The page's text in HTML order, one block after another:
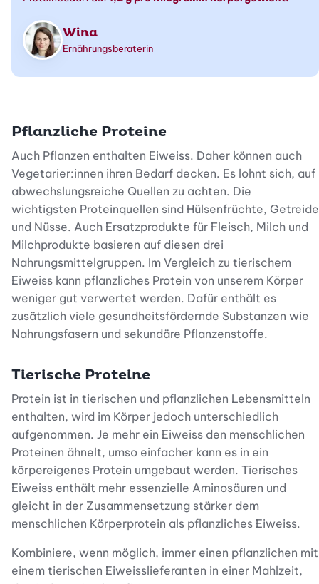
Wina
Ernährungsberaterin
Pflanzliche Proteine
Auch Pflanzen enthalten Eiweiss. Daher können auch
Vegetarier:innen ihren Bedarf decken. Es lohnt sich, auf
abwechslungsreiche Quellen zu achten. Die
wichtigsten Proteinquellen sind Hülsenfrüchte, Getreide
und Nüsse. Auch Ersatzprodukte für Fleisch, Milch und
Milchprodukte basieren auf diesen drei
Nahrungsmittelgruppen. Im Vergleich zu tierischem
Eiweiss kann pflanzliches Protein von unserem Körper
weniger gut verwertet werden. Dafür enthält es
zusätzlich viele gesundheitsfördernde Substanzen wie
Nahrungsfasern und sekundäre Pflanzenstoffe.
Tierische Proteine
Protein ist in tierischen und pflanzlichen Lebensmitteln
enthalten, wird im Körper jedoch unterschiedlich
aufgenommen. Je mehr ein Eiweiss den menschlichen
Proteinen ähnelt, umso einfacher kann es in ein
körpereigenes Protein umgebaut werden. Tierisches
Eiweiss enthält mehr essenzielle Aminosäuren und
gleicht in der Zusammensetzung stärker dem
menschlichen Körperprotein als pflanzliches Eiweiss.
Kombiniere, wenn möglich, immer einen pflanzlichen mit
einem tierischen Eiweisslieferanten in einer Mahlzeit,